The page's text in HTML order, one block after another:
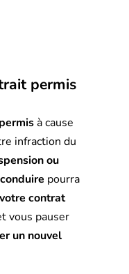
permis
à cause
infraction du
ou
conduire pourra
contrat
vous pauser
un nouvel